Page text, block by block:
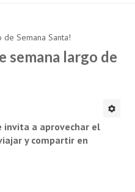
Semana Santa!
semana largo de
invita a aprovechar el
y compartir en